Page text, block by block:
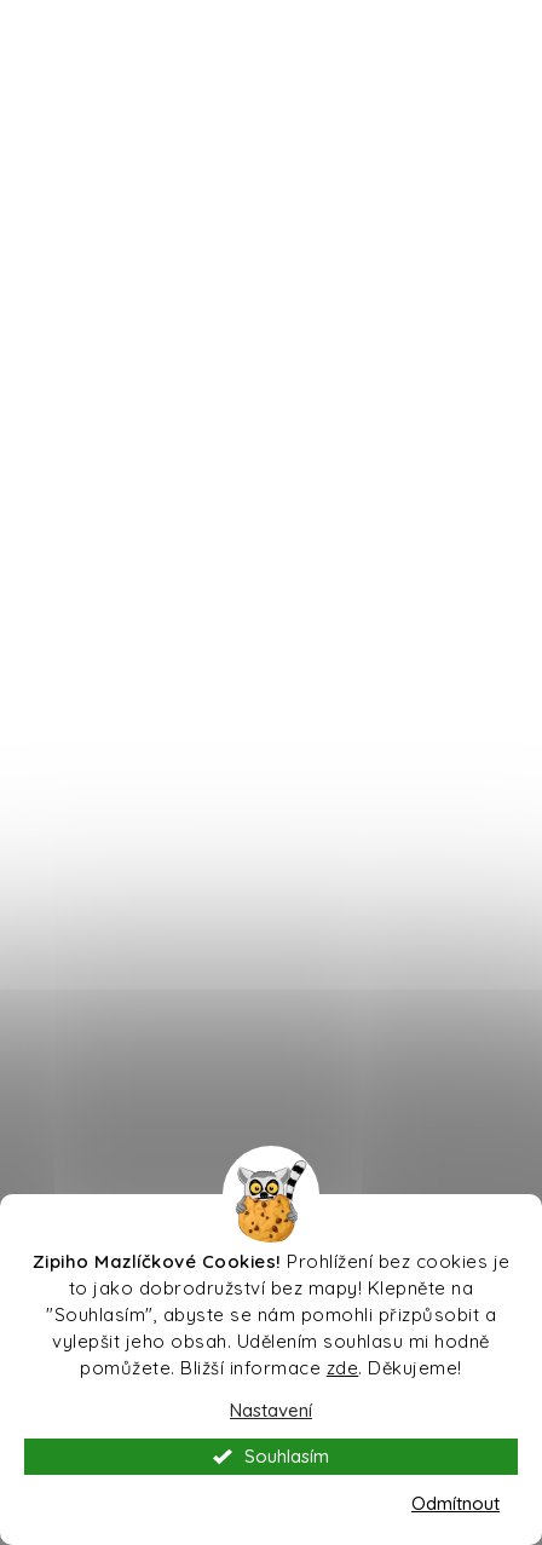
Zipiho Mazlíčkové Cookies! Prohlížení bez cookies je
to jako dobrodružství bez mapy! Klepněte na
"Souhlasím", abyste se nám pomohli přizpůsobit a
vylepšit jeho obsah. Udělením souhlasu mi hodně
pomůžete. Bližší informace zde. Děkujeme!
Nastavení
Odmítnout
Souhlasím